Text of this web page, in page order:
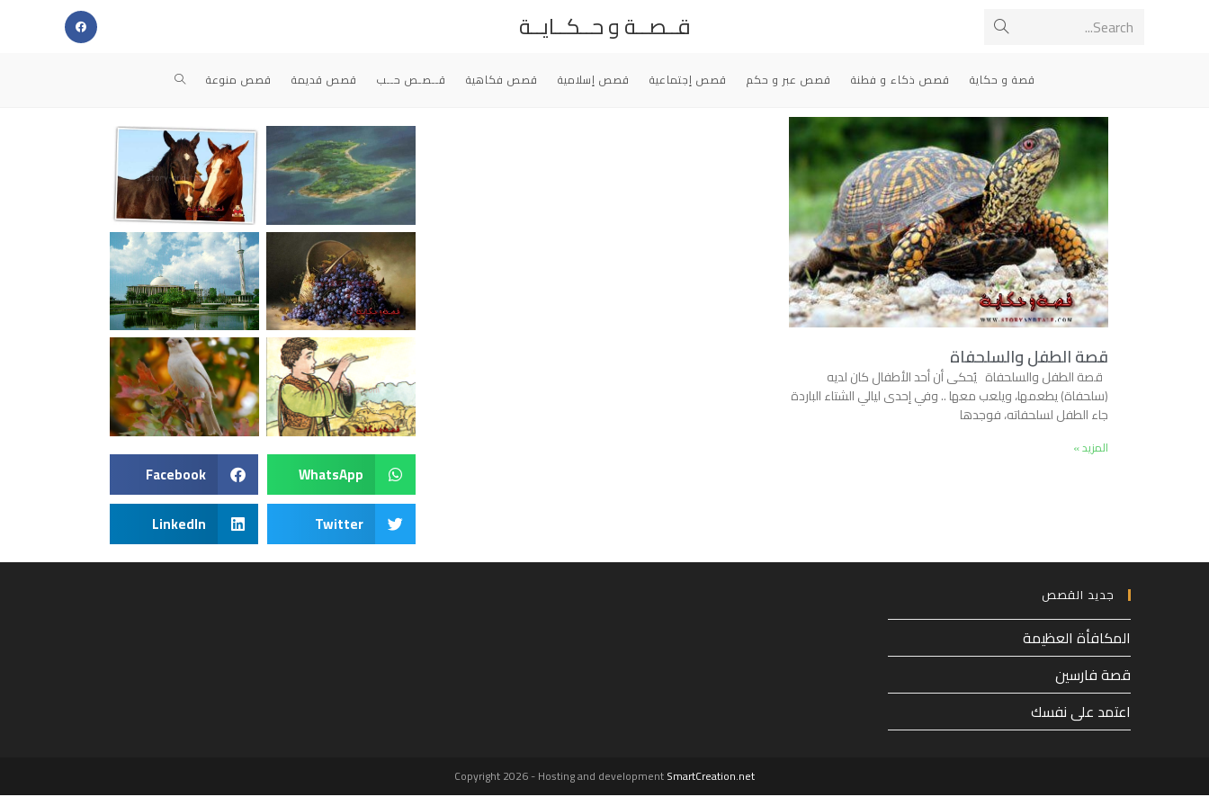
Search... قــصــة و حــكــايــة
قصة و حكاية قصص ذكاء و فطنة قصص عبر و حكم قصص إجتماعية قصص إسلامية قصص فكاهية قــصـص حــب قصص قديمة قصص منوعة
قصة الطفل والسلحفاة
قصة الطفل والسلحفاة يُحكى أن أحد الأطفال كان لديه
(سلحفاة) يطعمها، ويلعب معها .. وفي إحدى ليالي الشتاء الباردة
جاء الطفل لسلحفاته، فوجدها
المزيد »
WhatsApp
Facebook
Twitter
LinkedIn
جديد القصص
المكافأة العظيمة
قصة فارسين
اعتمد على نفسك
Copyright 2026 - Hosting and developmentSmartCreation.net